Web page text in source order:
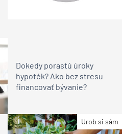
Dokedy porastú úroky
hypoték? Ako bez stresu
financovať bývanie?
Urob si sám